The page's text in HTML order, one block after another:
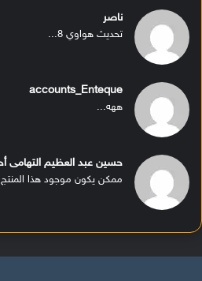
ناصر
تحديث هواوي 8...
accounts_Enteque
ههه...
حسين عبد العظيم التهامى
ممكن يكون موجود هذا